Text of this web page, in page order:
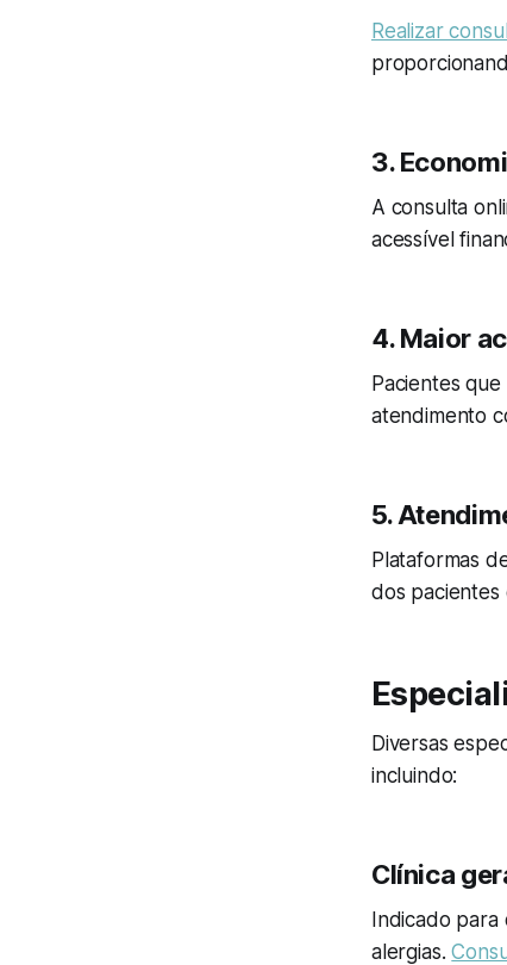
Realizar
3.
A consulta
acessível
4.Maior
Pacientes
atendimento
5.
Plataformas
dos pacientes
Diversas
incluindo:
Clínica
Indicado
alergias.